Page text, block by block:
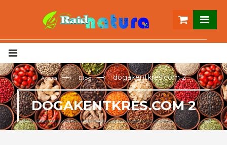
Acasa —› Blog —› dogakentkres.com 2
DOGAKENTKRES.COM 2